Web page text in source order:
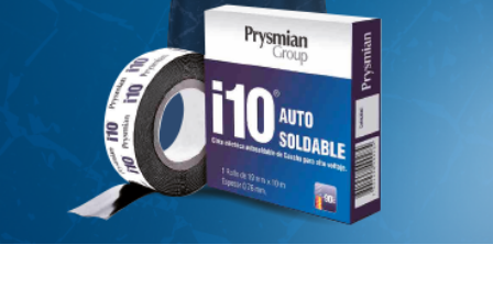
Sostenibilidad
Medios de Comunicaciòn
Ética e Integridad